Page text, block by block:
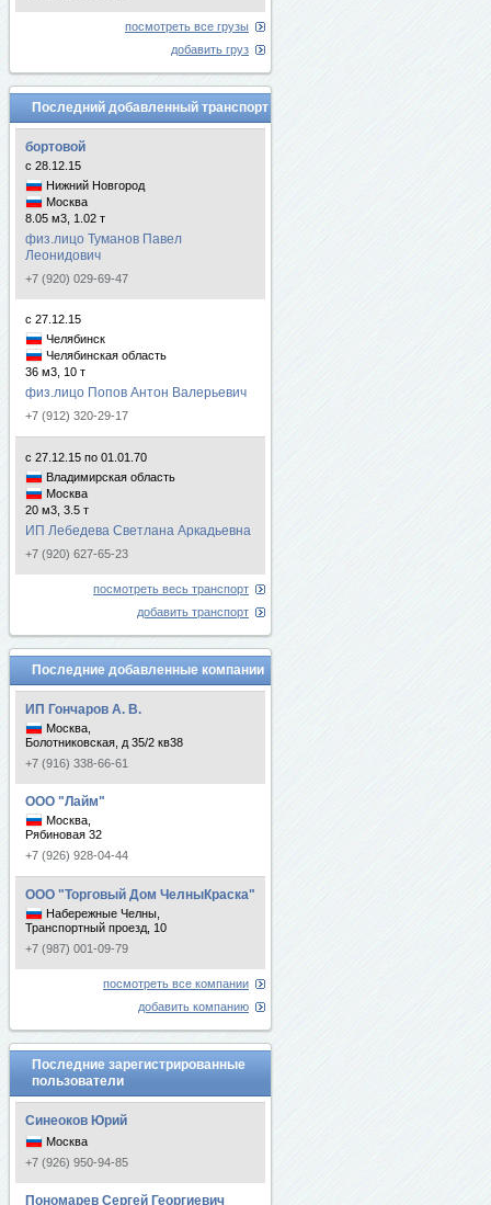
посмотреть все грузы
добавить груз
Последний добавленный транспорт
бортовой
с 28.12.15
Нижний Новгород
Москва
8.05 м3, 1.02 т
физ.лицо Туманов Павел
Леонидович
+7 (920) 029-69-47
с 27.12.15
Челябинск
Челябинская область
36 м3, 10 т
физ.лицо Попов Антон Валерьевич
+7 (912) 320-29-17
с 27.12.15 по 01.01.70
Владимирская область
Москва
20 м3, 3.5 т
ИП Лебедева Светлана Аркадьевна
+7 (920) 627-65-23
посмотреть весь транспорт
добавить транспорт
Последние добавленные компании
ИП Гончаров А. В.
Москва,
Болотниковская, д 35/2 кв38
+7 (916) 338-66-61
ООО "Лайм"
Москва,
Рябиновая 32
+7 (926) 928-04-44
ООО "Торговый Дом ЧелныКраска"
Набережные Челны,
Транспортный проезд, 10
+7 (987) 001-09-79
посмотреть все компании
добавить компанию
Последние зарегистрированные
пользователи
Синеоков Юрий
Москва
+7 (926) 950-94-85
Пономарев Сергей Георгиевич